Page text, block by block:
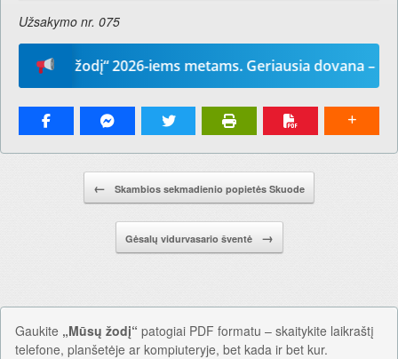
Užsakymo nr. 075
žodį“ 2026-iems metams. Geriausia dovana –
← Skambios sekmadienio popietės Skuode
Gėsalų vidurvasario šventė →
Gaukite „Mūsų žodį“ patogiai PDF formatu – skaitykite laikraštį
telefone, planšetėje ar kompiuteryje, bet kada ir bet kur.